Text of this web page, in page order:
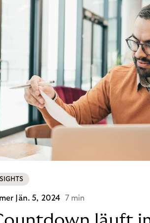
Jän. 5, 2024 7 min